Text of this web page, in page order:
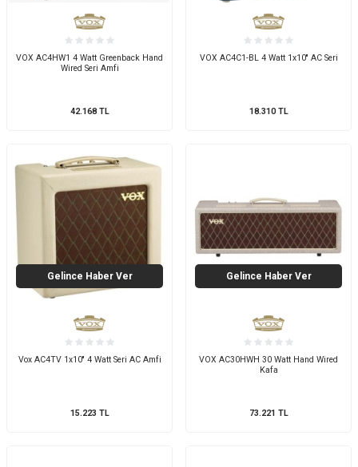
VOX AC4HW1 4 Watt Greenback Hand
Wired Seri Amfi
42.168TL
VOX AC4C1-BL 4 Watt 1x10'' AC Seri
18.310TL
Vox AC4TV 1x10'' 4 Watt Seri AC Amfi
15.223 TL
Gelince Haber Ver
VOX AC30HWH 30 Watt Hand Wired
Kafa
73.221 TL
Gelince Haber Ver